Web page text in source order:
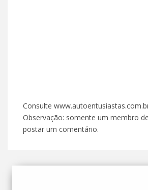
Consulte
Observação: somente um membro
postar um comentário.